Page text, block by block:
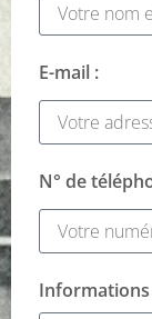
E-mail :
N° de